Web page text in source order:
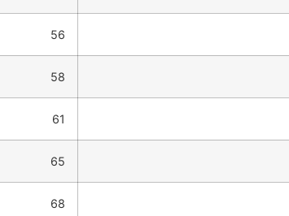
56
58
61
65
68